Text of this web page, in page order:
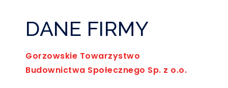
DANE FIRMY
Gorzowskie Towarzystwo
Budownictwa Społecznego Sp. z o.o.